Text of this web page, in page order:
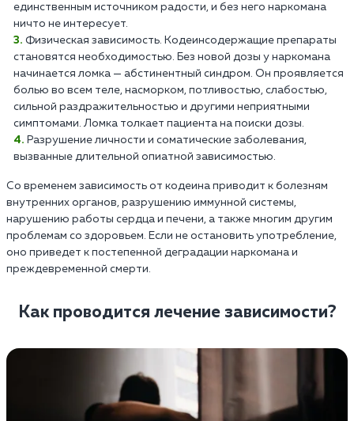
единственным источником радости, и без него наркомана
ничто не интересует.
Физическая зависимость. Кодеинсодержащие препараты
становятся необходимостью. Без новой дозы у наркомана
начинается ломка — абстинентный синдром. Он проявляется
болью во всем теле, насморком, потливостью, слабостью,
сильной раздражительностью и другими неприятными
симптомами. Ломка толкает пациента на поиски дозы.
Разрушение личности и соматические заболевания,
вызванные длительной опиатной зависимостью.
Со временем зависимость от кодеина приводит к болезням
внутренних органов, разрушению иммунной системы,
нарушению работы сердца и печени, а также многим другим
проблемам со здоровьем. Если не остановить употребление,
оно приведет к постепенной деградации наркомана и
преждевременной смерти.
Как проводится лечение зависимости?